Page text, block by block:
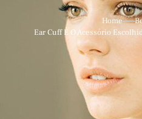
Home
Ear Cuff É O Acessório